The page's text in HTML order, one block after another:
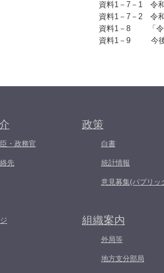
資料1－7－1 令和
資料1－7－2 令和
資料1－8 「令和
資料1－9 今後の
・政務官
先
政策
白書
統計情報
意見募集(パブリッ
組織案内
外局等
地方支分部局